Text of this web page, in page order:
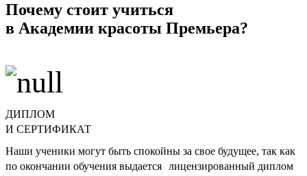
Почему стоит учиться
в Академии красоты Премьера?
ДИПЛОМ
И СЕРТИФИКАТ
Наши ученики могут быть спокойны за свое будущее, так как
по окончании обучения выдается лицензированный диплом